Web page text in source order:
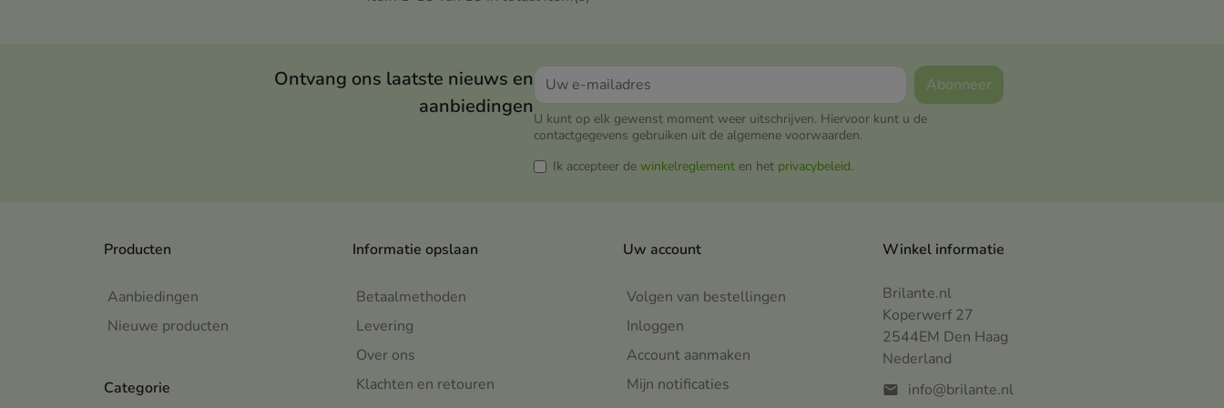
gevoel, zelfs voor de meest
Ontvang ons laatste nieuws en
aanbiedingen
U kunt op elk gewenst moment weer uitschrijven. Hiervoor kunt u de
contactgegevens gebruiken uit de algemene voorwaarden.
Ik accepteer de winkelreglement en het privacybeleid.
Producten
Aanbiedingen
Nieuwe producten
Informatie opslaan
Betaalmethoden
Levering
Over ons
Klachten en retouren
Categorie
Uw account
Volgen van bestellingen
Inloggen
Account aanmaken
Mijn notificaties
Winkel informatie
Brilante.nl
Koperwerf 27
2544EM Den Haag
Nederland
mail info@brilante.nl